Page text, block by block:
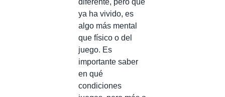
diferente, pero que
ya ha vivido, es
algo más mental
que físico o del
juego. Es
importante saber
en qué
condiciones